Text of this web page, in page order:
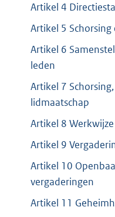
Artikel 4
Artikel 5
Artikel 6
leden
Artikel 7
lidmaatschap
Artikel 8 Werkwijze
Artikel 9
Artikel 10
vergaderingen
Artikel 11